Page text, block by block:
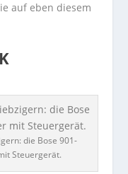
auf eben diesem
die Bose 901-
Steuergerät.